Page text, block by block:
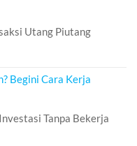
Utang Piutang
Begini Cara Kerja
Tanpa Bekerja